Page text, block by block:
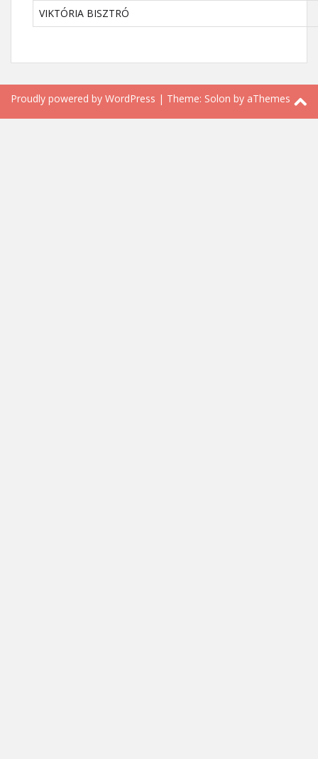
VIKTÓRIA BISZTRÓ
Proudly powered by WordPress | Theme: Solon by aThemes